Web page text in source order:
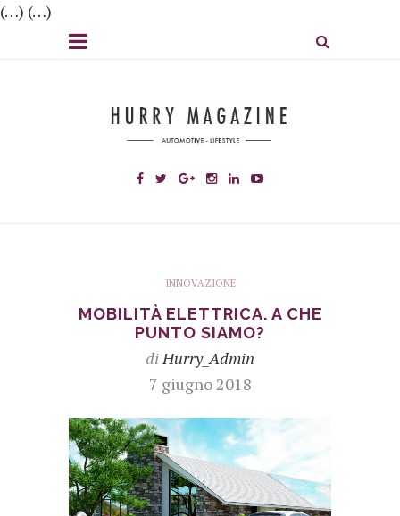
(…) (…)
INNOVAZIONE
MOBILITÀ ELETTRICA. A CHE
PUNTO SIAMO?
diHurry_Admin
7 giugno 2018